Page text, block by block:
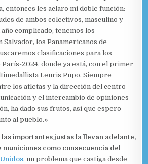
entonces les aclaro mi doble función:
de ambos colectivos, masculino y
complicado, tenemos los
Salvador, los Panamericanos de
clasificaciones para los
2024, donde ya está, con el primer
Leuris Pupo. Siempre
los atletas y la dirección del centro
y el intercambio de opiniones
ha dado sus frutos, así que espero
al pueblo.»
importantes justas la llevan adelante,
municiones como consecuencia del
, un problema que castiga desde